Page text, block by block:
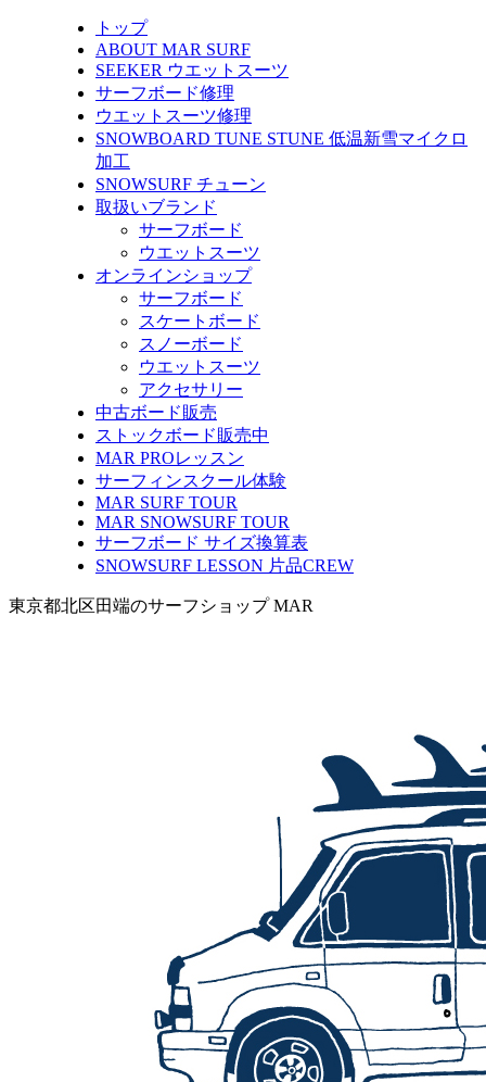
トップ
ABOUT MAR SURF
SEEKER ウエットスーツ
サーフボード修理
ウエットスーツ修理
SNOWBOARD TUNE STUNE 低温新雪マイクロ
加工
SNOWSURF チューン
取扱いブランド
サーフボード
ウエットスーツ
オンラインショップ
サーフボード
スケートボード
スノーボード
ウエットスーツ
アクセサリー
中古ボード販売
ストックボード販売中
MAR PROレッスン
サーフィンスクール体験
MAR SURF TOUR
MAR SNOWSURF TOUR
サーフボード サイズ換算表
SNOWSURF LESSON 片品CREW
東京都北区田端のサーフショップ MAR